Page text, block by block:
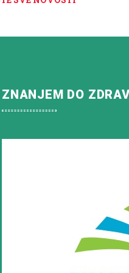
ZNANJEM DO